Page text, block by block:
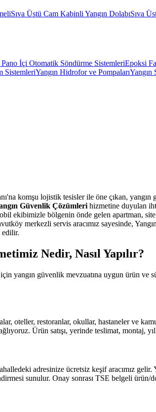
Sıva Üstü Cam Kabinli Yangın DolabıSıva
İçi Otomatik Söndürme SistemleriEpoksi
SistemleriYangın Hidrofor ve PompalarıYangın
komşu lojistik tesisler ile öne çıkan,
Güvenlik Çözümleri hizmetine duyulan
ekibimizle bölgenin önde gelen apartman,
merkezli servis aracımız sayesinde,
Nedir, Nasıl Yapılır?
yangın güvenlik mevzuatına uygun ürün ve
oteller, restoranlar, okullar, hastaneler ve
Ürün satışı, yerinde teslimat, montaj,
adresinize ücretsiz keşif aracımız
sunulur. Onay sonrası TSE belgeli